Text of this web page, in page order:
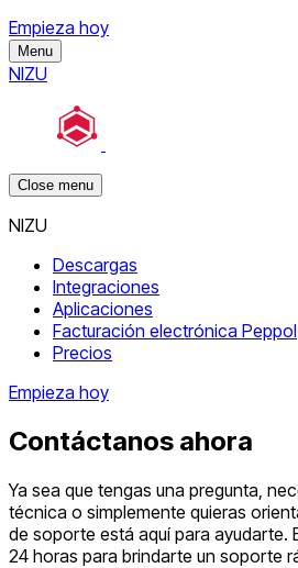
Empieza hoy
Menu
NIZU
Close menu
NIZU
Descargas
Integraciones
Aplicaciones
Facturación electrónica Peppol
Precios
Empieza hoy
Contáctanos ahora
Ya sea que tengas una pregunta,
técnica o simplemente quieras
de soporte está aquí para ayudarte.
24 horas para brindarte un soporte